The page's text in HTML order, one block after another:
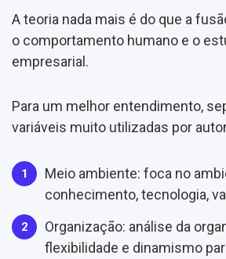
A teoria nada mais é do que a
o comportamento humano e o
empresarial.
Para um melhor entendimento,
variáveis muito utilizadas por
Meio ambiente: foca no
conhecimento, tecnologia,
Organização: análise da
flexibilidade e dinamismo